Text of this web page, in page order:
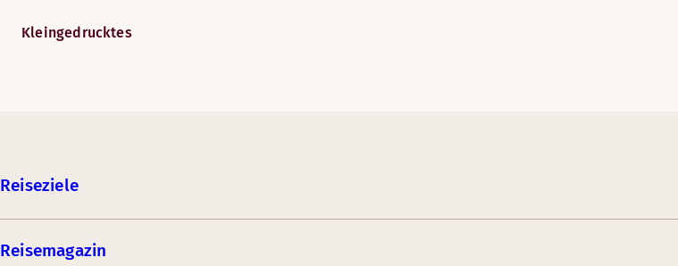
Kleingedrucktes
Reiseziele
Reisemagazin